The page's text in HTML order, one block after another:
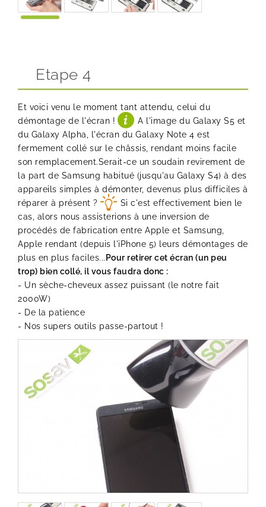
Etape 4
Et voici venu le moment tant attendu, celui du
démontage de l'écran !
A l'image du Galaxy S5 et
du Galaxy Alpha, l'écran du Galaxy Note 4 est
fermement collé sur le châssis, rendant moins facile
son remplacement.Serait-ce un soudain revirement de
la part de Samsung habitué (jusqu'au Galaxy S4) à des
appareils simples à démonter, devenus plus difficiles à
réparer à présent ?
Si c'est effectivement bien le
cas, alors nous assisterions à une inversion de
procédés de fabrication entre Apple et Samsung,
Apple rendant (depuis l'iPhone 5) leurs démontages de
plus en plus faciles... Pour retirer cet écran (un peu
trop) bien collé, il vous faudra donc :
- Un sèche-cheveux assez puissant (le notre fait
2000W)
- De la patience
- Nos supers outils passe-partout !